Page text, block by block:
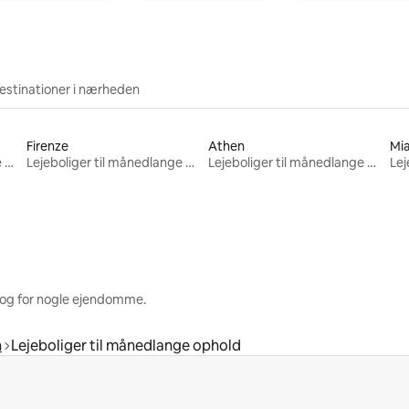
i nærheden
Lejeboliger til månedlange ophold
Firenze
Lejeboliger til månedlange ophold
Athen
Lejeboliger til månedlange ophold
for nogle ejendomme.
Lejeboliger til månedlange ophold